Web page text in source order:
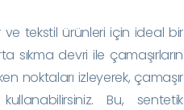
ve tekstil ürünleri için ideal bir
sıkma devri ile çamaşırların
noktaları izleyerek, çamaşır
Bu, sentetik